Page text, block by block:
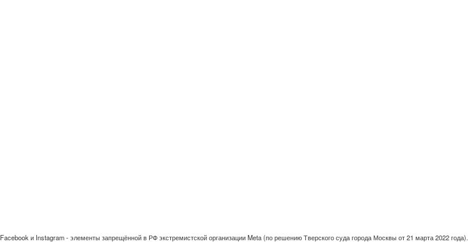
Facebook и Instagram - элементы запрещённой в РФ экстремистской организации Meta (по решению Тверского суда города Москвы от 21 марта 2022 года).